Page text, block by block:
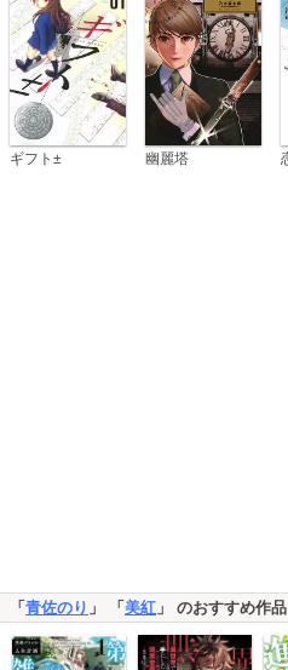
ギフト± 幽麗塔
「青佐のり 」 「美紅 」 のおすすめ作品